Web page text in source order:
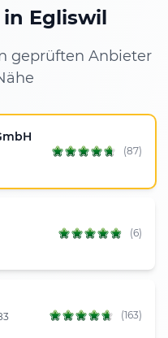
Egliswil
geprüften Anbieter
(87)
(6)
(163)